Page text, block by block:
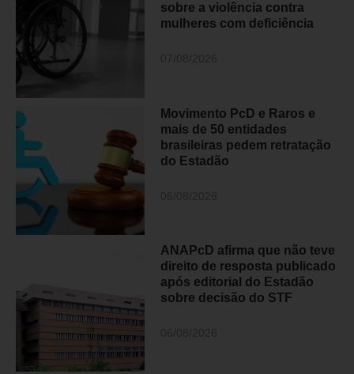
sobre a violência contra
mulheres com deficiência
Movimento PcD e Raros e
mais de 50 entidades
brasileiras pedem retratação
do Estadão
ANAPcD afirma que não teve
direito de resposta publicado
após editorial do Estadão
sobre decisão do STF